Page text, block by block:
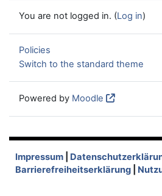
You are not logged in. (Log in)
Policies
Switch to the standard theme
Powered by Moodle
Impressum
Barrierefreiheitserklärung